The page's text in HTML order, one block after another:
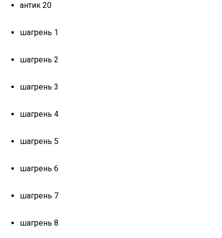
антик 20
шагрень 1
шагрень 2
шагрень 3
шагрень 4
шагрень 5
шагрень 6
шагрень 7
шагрень 8